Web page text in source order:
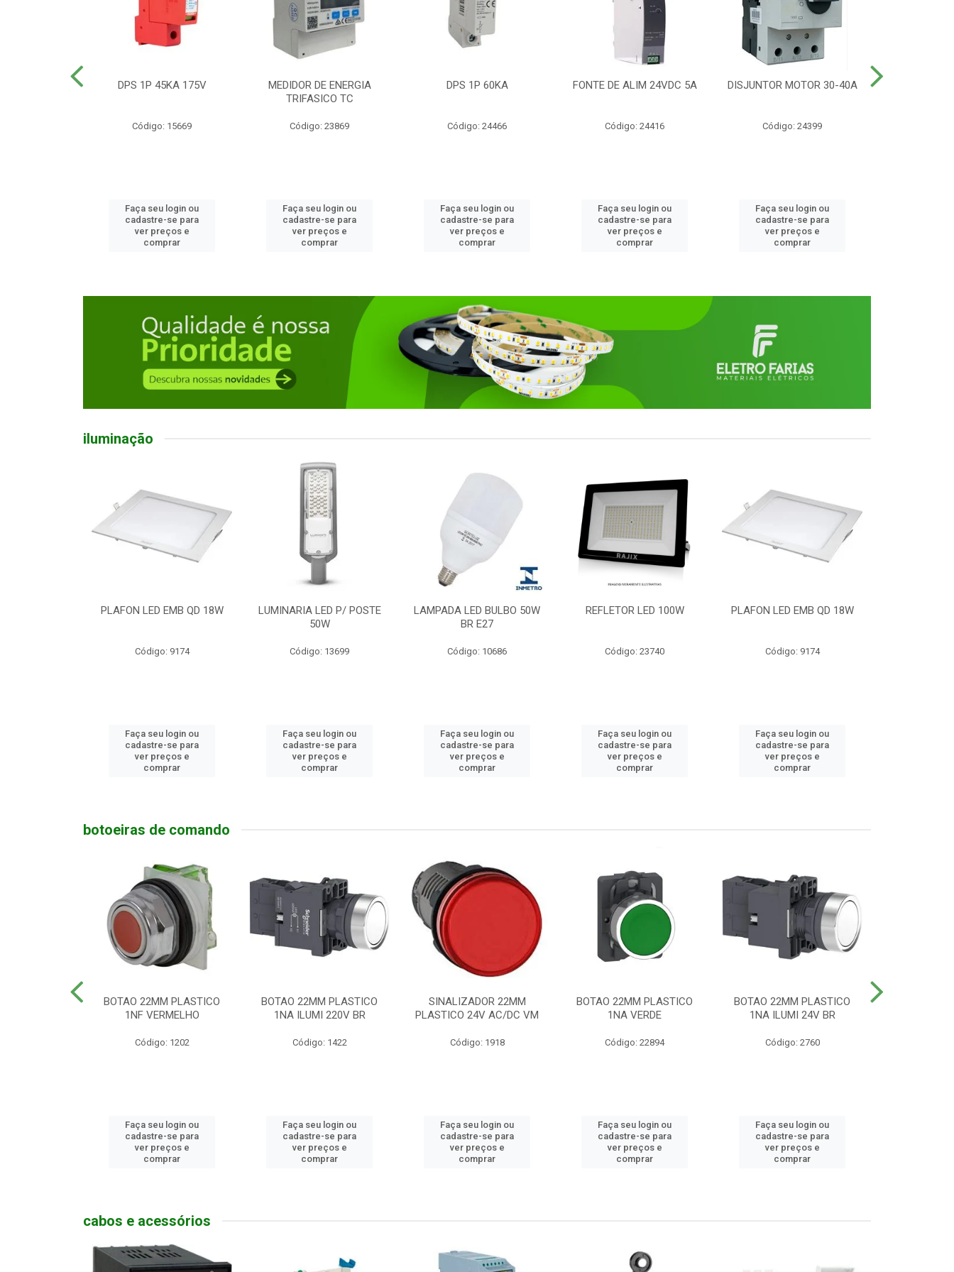
DPS 1P 45KA 175V
Código: 15669
Faça seu login ou
cadastre-se para
ver preços e
comprar
MEDIDOR DE ENERGIA
TRIFASICO TC
Código: 23869
Faça seu login ou
cadastre-se para
ver preços e
comprar
DPS 1P 60KA
Código: 24466
Faça seu login ou
cadastre-se para
ver preços e
comprar
FONTE DE ALIM 24VDC 5A
Código: 24416
Faça seu login ou
cadastre-se para
ver preços e
comprar
DISJUNTOR MOTOR 30-40A
Código: 24399
Faça seu login ou
cadastre-se para
ver preços e
comprar
iluminação
LUMINARIA LED P/ POSTE
Código: 13699
Faça seu login ou
cadastre-se para
ver preços e
comprar
LAMPADA LED BULBO 50W
BR E27
Código: 10686
Faça seu login ou
cadastre-se para
ver preços e
comprar
REFLETOR LED 100W
Código: 23740
Faça seu login ou
cadastre-se para
ver preços e
comprar
PLAFON LED EMB QD 18W
Código: 9174
Faça seu login ou
cadastre-se para
ver preços e
comprar
LUMINARIA LED P/ POSTE
Código: 13699
Faça seu login ou
cadastre-se para
ver preços e
comprar
botoeiras de comando
BOTAO 22MM PLASTICO
1NF VERMELHO
Código: 1202
Faça seu login ou
cadastre-se para
ver preços e
comprar
BOTAO 22MM PLASTICO
1NA ILUMI 220V BR
Código: 1422
Faça seu login ou
cadastre-se para
ver preços e
comprar
SINALIZADOR 22MM
PLASTICO 24V AC/DC VM
Código: 1918
Faça seu login ou
cadastre-se para
ver preços e
comprar
BOTAO 22MM PLASTICO
1NA VERDE
Código: 22894
Faça seu login ou
cadastre-se para
ver preços e
comprar
BOTAO 22MM PLASTICO
1NA ILUMI 24V BR
Código: 2760
Faça seu login ou
cadastre-se para
ver preços e
comprar
cabos e acessórios